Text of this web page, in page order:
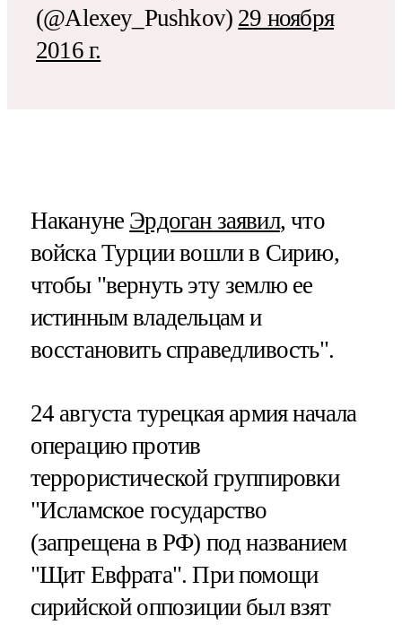
(@Alexey_Pushkov) 29 ноября
2016 г.
Накануне Эрдоган заявил, что
войска Турции вошли в Сирию,
чтобы "вернуть эту землю ее
истинным владельцам и
восстановить справедливость".
24 августа турецкая армия начала
операцию против
террористической группировки
"Исламское государство
(запрещена в РФ) под названием
"Щит Евфрата". При помощи
сирийской оппозиции был взят